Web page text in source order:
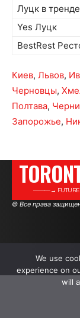
Луцк в тренде
Yes Луцк
BestRest
Киев, Львов,
Черновцы,
Полтава,
Запорожье,
———→ FUTURE
© Все права
We use
experience on
will